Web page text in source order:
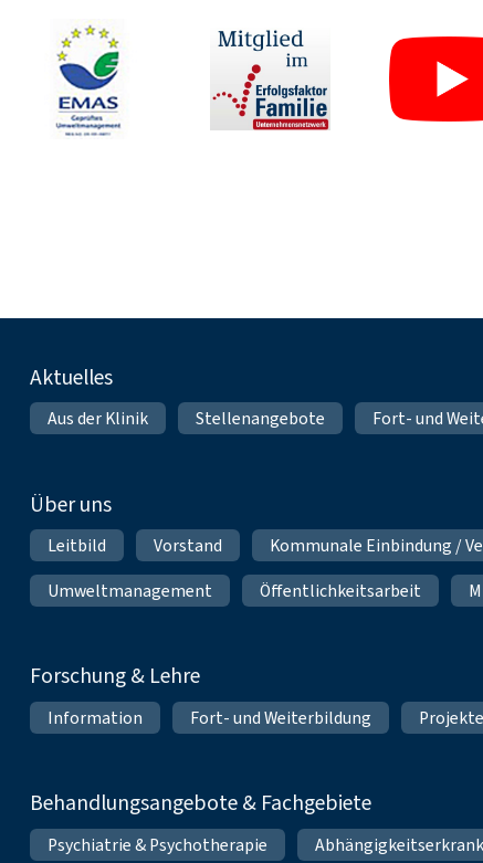
Fußnavigation
Aktuelles
Aus der Klinik Stellenangebote Fort- und
Über uns
Leitbild Vorstand Kommunale Einbindung /
Umweltmanagement
Öffentlichkeitsarbeit
Forschung & Lehre
Information Fort- und Weiterbildung
Behandlungsangebote & Fachgebiete
Psychiatrie & Psychotherapie